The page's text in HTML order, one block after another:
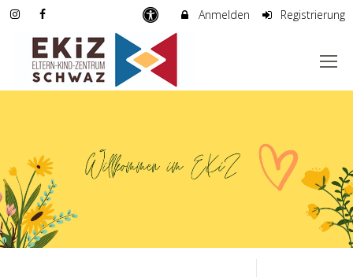
Anmelden Registrierung